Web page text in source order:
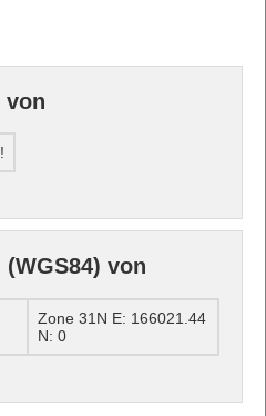
von
!
von
Zone 31N E: 166021.44
N: 0